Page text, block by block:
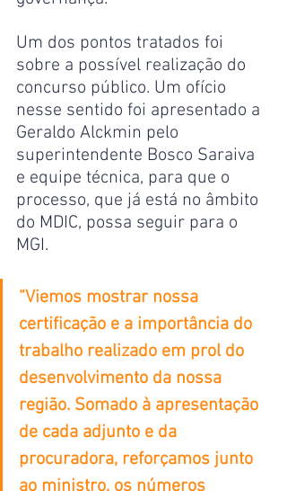
Um dos pontos tratados foi
sobre a possível realização do
concurso público. Um ofício
nesse sentido foi apresentado a
Geraldo Alckmin pelo
superintendente Bosco Saraiva
e equipe técnica, para que o
processo, que já está no âmbito
do MDIC, possa seguir para o
MGI.
“Viemos mostrar nossa
certificação e a importância do
trabalho realizado em prol do
desenvolvimento da nossa
região. Somado à apresentação
de cada adjunto e da
procuradora, reforçamos junto